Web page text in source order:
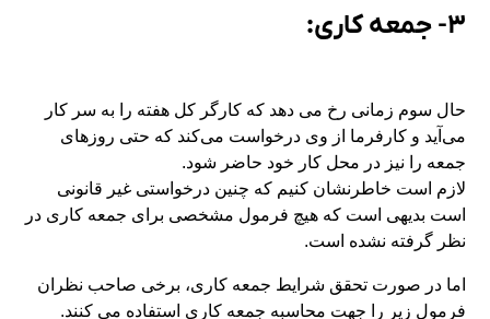
۳- جمعه کاری:
حال سوم زمانی رخ می دهد که کارگر کل هفته را به سر کار
می‌آید و کارفرما از وی درخواست می‌کند که حتی روزهای
جمعه را نیز در محل کار خود حاضر شود.
لازم است خاطرنشان کنیم که چنین درخواستی غیر قانونی
است بدیهی است که هیچ فرمول مشخصی برای جمعه کاری در
نظر گرفته نشده است.
اما در صورت تحقق شرایط جمعه کاری، برخی صاحب نظران
فرمول زیر را جهت محاسبه جمعه کاری استفاده می کنند.